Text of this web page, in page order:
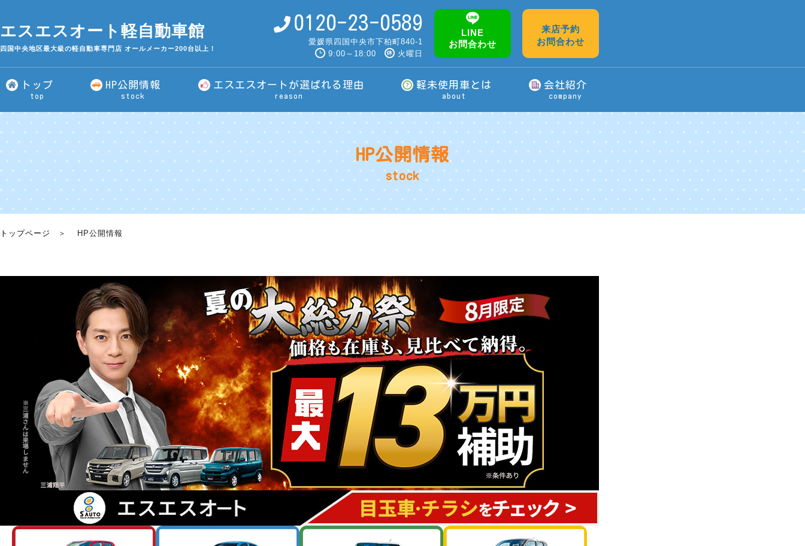
エスエスオート軽自動車館
四国中央地区最大級の軽自動車専門店 オールメーカー200台以上！
0120-23-0589
愛媛県四国中央市下柏町840-1
9:00～18:00
火曜日
LINE
お問合わせ
来店予約
お問合わせ
トップ
top
HP公開情報
stock
エスエスオートが選ばれる理由
reason
軽未使用車とは
about
会社紹介
company
HP公開情報
stock
トップページ HP公開情報